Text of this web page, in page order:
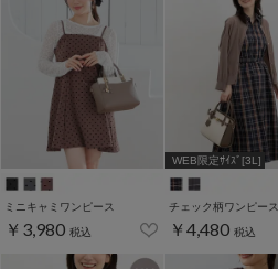
ミニキャミワンピース
￥3,980 税込
WEB限定ｻｲｽﾞ[3L]
チェック柄ワンピース
￥4,480 税込